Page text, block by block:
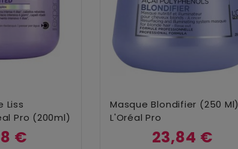
Liss
Pro (200ml)
€
Ajouter Au Panier
Masque Blondifier (250 Ml)
L'Oréal Pro
23,84 €